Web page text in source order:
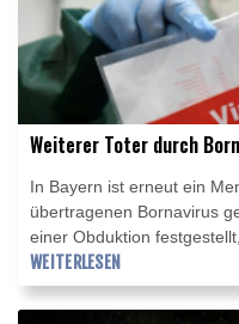
Weiterer Toter durch
In Bayern ist erneut ein
übertragenen Bornavirus
einer Obduktion
Schrobenhausen in
mitteilte. Weitere Infos zu
Landkreis nicht mit. Für
WEITERLESEN